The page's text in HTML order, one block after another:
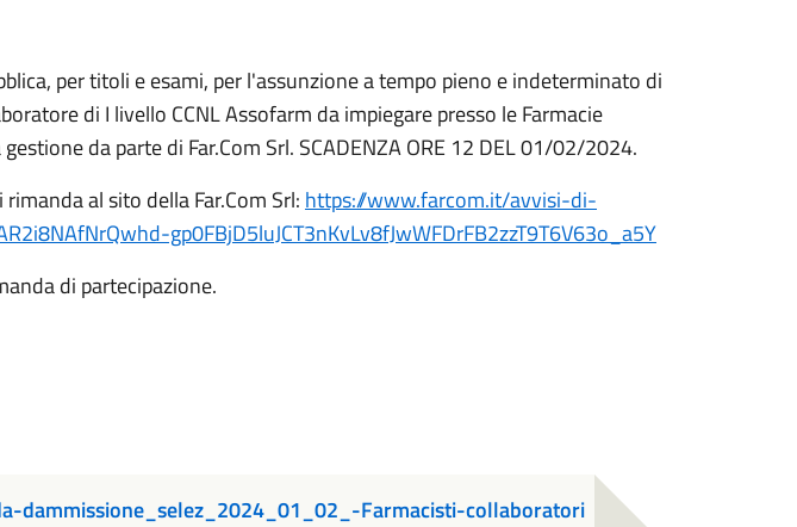
per titoli e esami, per l'assunzione a tempo pieno e indeterminato di
di I livello CCNL Assofarm da impiegare presso le Farmacie
da parte di Far.Com Srl. SCADENZA ORE 12 DEL 01/02/2024.
al sito della Far.Com Srl: https://www.farcom.it/avvisi-di-
gp0FBjD5luJCT3nKvLv8fJwWFDrFB2zzT9T6V63o_a5Y
di partecipazione.
dammissione_selez_2024_01_02_-Farmacisti-collaboratori